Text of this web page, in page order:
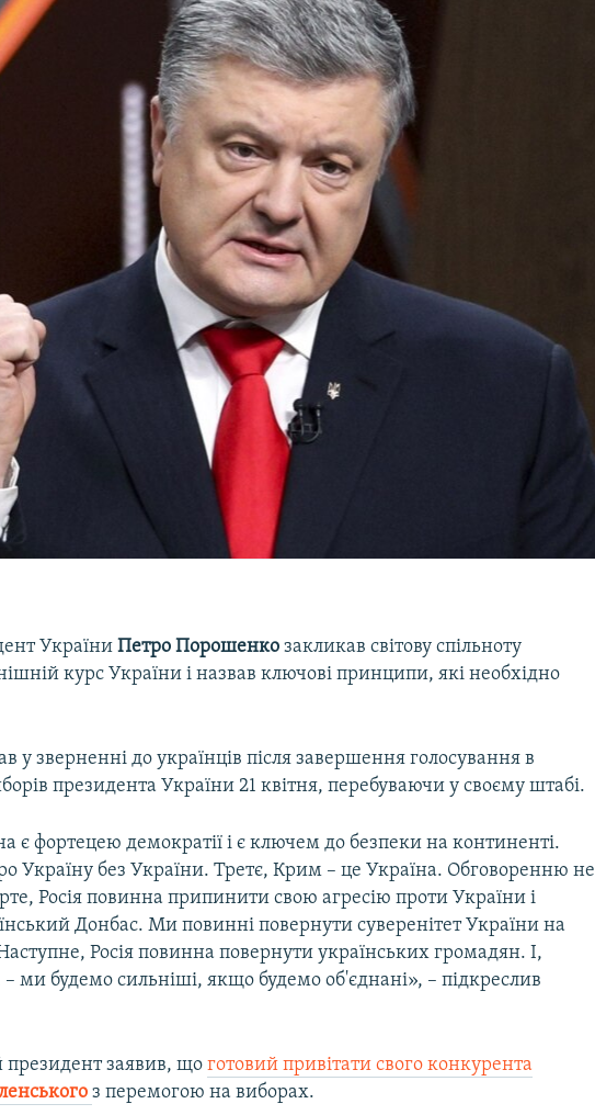
УкраїниПетро Порошенко закликав світову спільноту
курс України і назвав ключові принципи, які необхідно
у зверненні до українців після завершення голосування в
президента України 21 квітня, перебуваючи у своєму штабі.
є фортецею демократії і є ключем до безпеки на континенті.
Україну без України. Третє, Крим – це Україна. Обговоренню не
Росія повинна припинити свою агресію проти України і
Донбас. Ми повинні повернути суверенітет України на
Наступне, Росія повинна повернути українських громадян. І,
ми будемо сильніші, якщо будемо об'єднані», – підкреслив
заявив, щоготовий привітати свого конкурента
з перемогою на виборах.